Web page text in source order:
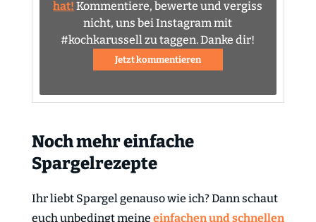
hat! Kommentiere, bewerte und vergiss
nicht, uns bei Instagram mit
#kochkarussell zu taggen. Danke dir!
Jetzt kommentieren
Noch mehr einfache
Spargelrezepte
Ihr liebt Spargel genauso wie ich? Dann schaut
euch unbedingt meine einfachen und schnellen